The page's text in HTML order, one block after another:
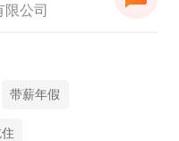
公司
带薪年假